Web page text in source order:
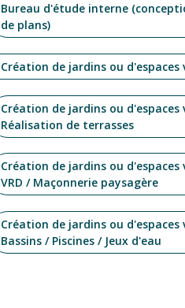
Bureau d'étude interne
de plans)
Création de jardins ou d'espaces
Création de jardins ou d'espaces
Réalisation de terrasses
Création de jardins ou d'espaces
VRD / Maçonnerie paysagère
Création de jardins ou d'espaces
Bassins / Piscines / Jeux d'eau